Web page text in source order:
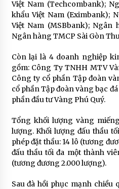
Việt Nam (Techcombank);
khẩu Việt Nam (Eximbank);
Việt Nam (MSBbank); Ngân
Ngân hàng TMCP Sài Gòn
Còn lại là 4 doanh nghiệp
gồm: Công Ty TNHH MTV
Công ty cổ phần Tập đoàn
cổ phần Tập đoàn vàng bạc
phần đầu tư Vàng Phú Quý.
Tổng khối lượng vàng
lượng. Khối lượng đấu thầu
phép đặt thầu: 14 lô (tương
đấu thầu tối đa một thành
(tương đương 2.000 lượng).
Sau đà hồi phục mạnh